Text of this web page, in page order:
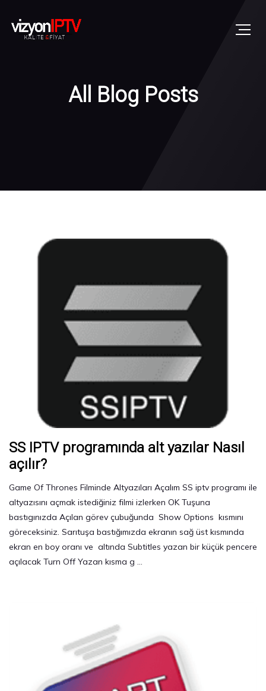
All Blog Posts
SS IPTV programında alt yazılar Nasıl
açılır?
Game Of Thrones Filminde Altyazıları Açalım SS iptv programı ile
altyazısını açmak istediğiniz filmi izlerken OK Tuşuna
bastıgınızda Açılan görev çubuğunda Show Options kısmını
göreceksiniz. Sarıtuşa bastığımızda ekranın sağ üst kısmında
ekran en boy oranı ve altında Subtitles yazan bir küçük pencere
açılacak Turn Off Yazan kısma g …